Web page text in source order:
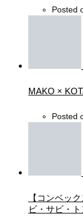
Posted
MAKO ×
Posted
【コンベッ
ビ・サビ・